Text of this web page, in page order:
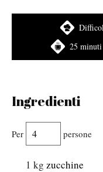
25 minuti
Ingredienti
Per persone
1 kg zucchine